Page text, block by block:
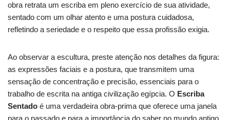
obra retrata um escriba em pleno exercício de sua atividade,
sentado com um olhar atento e uma postura cuidadosa,
refletindo a seriedade e o respeito que essa profissão exigia.
Ao observar a escultura, preste atenção nos detalhes da figura:
as expressões faciais e a postura, que transmitem uma
sensação de concentração e precisão, essenciais para o
trabalho de escrita na antiga civilização egípcia. O Escriba
Sentado é uma verdadeira obra-prima que oferece uma janela